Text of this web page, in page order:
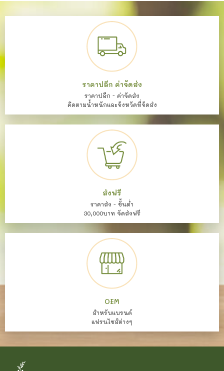
ราคาปลีก ค่าจัดส่ง
ราคาปลีก - ค่าจัดส่ง
คิดตามน้ำหนักและจังหวัดที่จัดส่ง
ส่งฟรี
ราคาส่ง - ขั้นต่ำ
30,000บาท จัดส่งฟรี
OEM
สำหรับแบรนด์
แฟรนไชส์ต่างๆ